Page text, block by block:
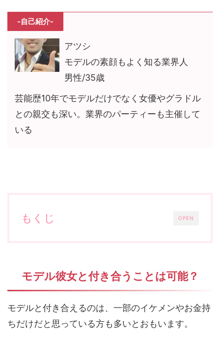
-自己紹介-
アツシ
モデルの素顔もよく知る業界人
男性/35歳
芸能歴10年でモデルだけでなく女優やグラドル
との親交も深い。業界のパーティーも主催して
いる
OPEN
もくじ
モデル彼女と付き合うことは可能？
モデルと付き合えるのは、一部のイケメンやお金持
ちだけだと思っている方も多いとおもいます。